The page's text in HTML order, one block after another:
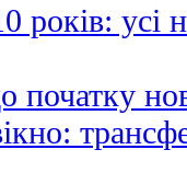
років:
початку